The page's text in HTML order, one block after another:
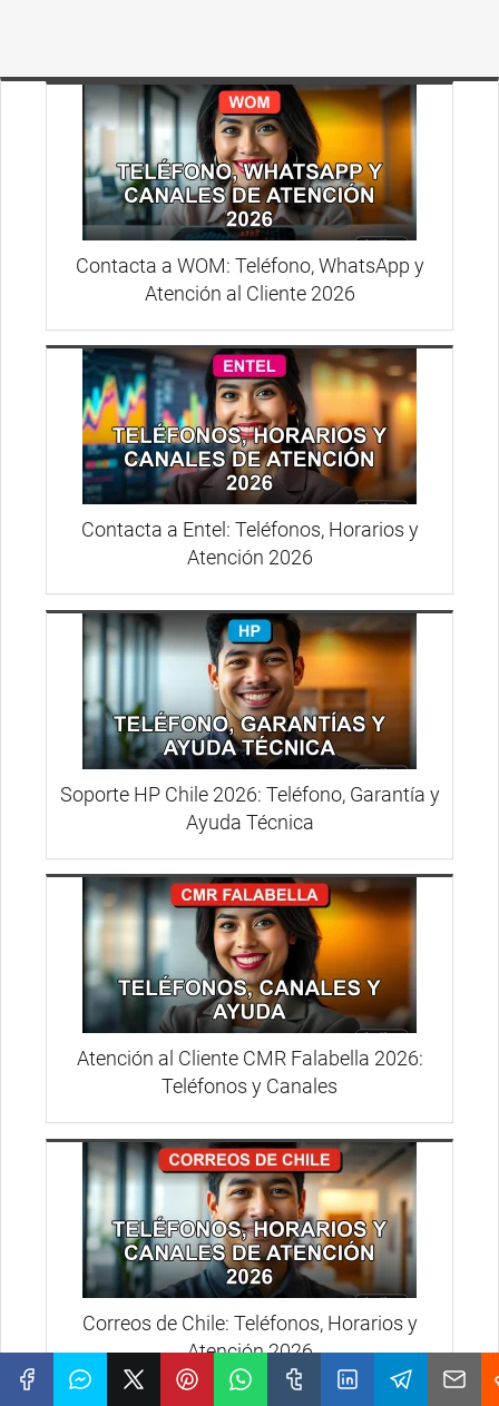
Contacta a WOM: Teléfono, WhatsApp y
Atención al Cliente 2026
Contacta a Entel: Teléfonos, Horarios y
Atención 2026
Soporte HP Chile 2026: Teléfono, Garantía y
Ayuda Técnica
Atención al Cliente CMR Falabella 2026:
Teléfonos y Canales
Correos de Chile: Teléfonos, Horarios y
Atención 2026